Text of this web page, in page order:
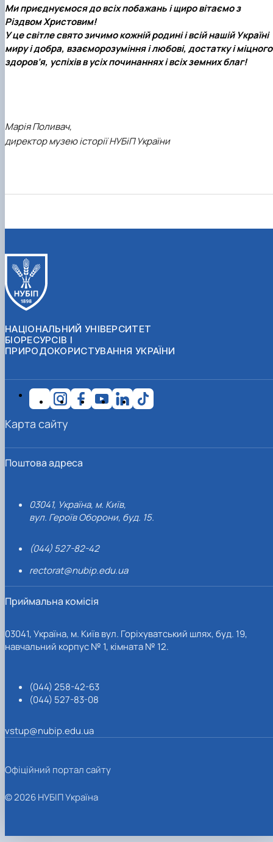
Ми приєднуємося до всіх побажань і щиро вітаємо з
Різдвом Христовим!
У це світле свято зичимо кожній родині і всій нашій Україні
миру і добра, взаєморозуміння і любові, достатку і міцного
здоров’я, успіхів в усіх починаннях і всіх земних благ!
Марія Поливач,
директор музею історії НУБіП України
НАЦІОНАЛЬНИЙ УНІВЕРСИТЕТ
БІОРЕСУРСІВ І
ПРИРОДОКОРИСТУВАННЯ УКРАЇНИ
Поштова адреса
03041, Україна, м. Київ,
вул. Героїв Оборони, буд. 15.
(044) 527-82-42
rectorat@nubip.edu.ua
Приймальна комісія
03041, Україна, м. Київ вул. Горіхуватський шлях, буд. 19,
навчальний корпус № 1, кімната № 12.
(044) 258-42-63
(044) 527-83-08
vstup@nubip.edu.ua
Карта сайту
Офіційний портал сайту
© 2026 НУБІП Україна